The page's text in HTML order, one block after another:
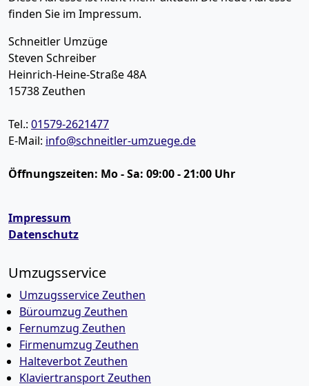
finden Sie im Impressum.
Schneitler Umzüge
Steven Schreiber
Heinrich-Heine-Straße 48A
15738Zeuthen
Tel.: 01579-2621477
E-Mail: info@schneitler-umzuege.de
Öffnungszeiten: Mo - Sa: 09:00 - 21:00 Uhr
Impressum
Datenschutz
Umzugsservice
Umzugsservice Zeuthen
Büroumzug Zeuthen
Fernumzug Zeuthen
Firmenumzug Zeuthen
Halteverbot Zeuthen
Klaviertransport Zeuthen